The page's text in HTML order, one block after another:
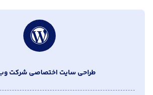
طراحی سایت اختصاصی شرکت